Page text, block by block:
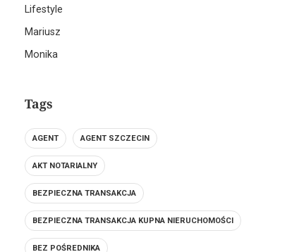
Lifestyle
Mariusz
Monika
Tags
AGENT AGENT SZCZECIN
AKT NOTARIALNY
BEZPIECZNA TRANSAKCJA
BEZPIECZNA TRANSAKCJA KUPNA NIERUCHOMOŚCI
BEZ POŚREDNIKA